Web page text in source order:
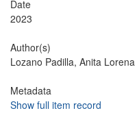
Date
2023
Author(s)
Lozano Padilla, Anita Lorena
Metadata
Show full item record